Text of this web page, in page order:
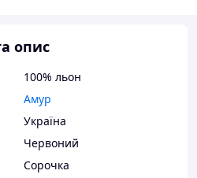
опис
100% льон
Амур
Україна
Червоний
Сорочка